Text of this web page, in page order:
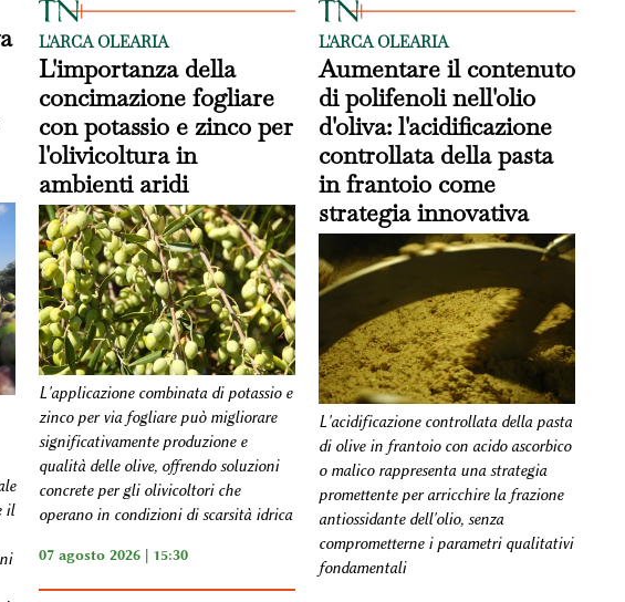
il
L'ARCA OLEARIA
L'importanza della
concimazione fogliare
con potassio e zinco per
l'olivicoltura in
ambienti aridi
L'applicazione combinata di potassio e
zinco per via fogliare può migliorare
significativamente produzione e
qualità delle olive, offrendo soluzioni
concrete per gli olivicoltori che
operano in condizioni di scarsità idrica
07 agosto 2026 | 15:30
L'ARCA OLEARIA
Aumentare il contenuto
di polifenoli nell'olio
d'oliva: l'acidificazione
controllata della pasta
in frantoio come
strategia innovativa
L'acidificazione controllata della pasta
di olive in frantoio con acido ascorbico
o malico rappresenta una strategia
promettente per arricchire la frazione
antiossidante dell'olio, senza
comprometterne i parametri qualitativi
fondamentali